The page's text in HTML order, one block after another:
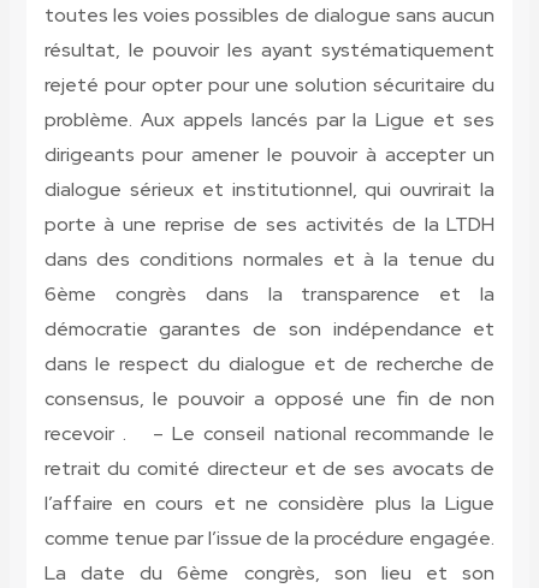
toutes les voies possibles de dialogue sans aucun
résultat, le pouvoir les ayant systématiquement
rejeté pour opter pour une solution sécuritaire du
problème. Aux appels lancés par la Ligue et ses
dirigeants pour amener le pouvoir à accepter un
dialogue sérieux et institutionnel, qui ouvrirait la
porte à une reprise de ses activités de la LTDH
dans des conditions normales et à la tenue du
6ème congrès dans la transparence et la
démocratie garantes de son indépendance et
dans le respect du dialogue et de recherche de
consensus, le pouvoir a opposé une fin de non
recevoir . – Le conseil national recommande le
retrait du comité directeur et de ses avocats de
l’affaire en cours et ne considère plus la Ligue
comme tenue par l’issue de la procédure engagée.
La date du 6ème congrès, son lieu et son